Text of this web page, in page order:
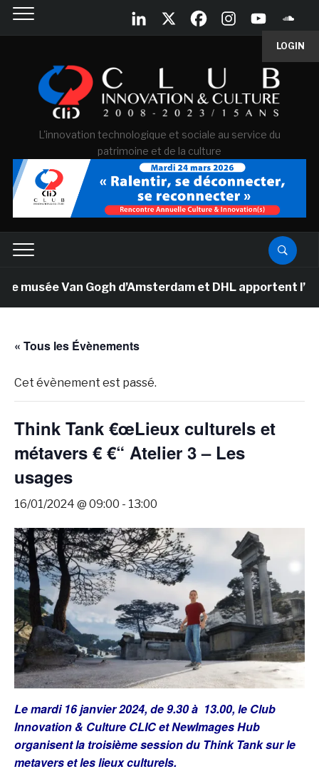
LOGIN
L'innovation technologique et sociale au service du
patrimoine et de la culture
musée Van Gogh d’Amsterdam et DHL apportent
« Tous les Évènements
Cet évènement est passé.
Think Tank €œLieux culturels et
métavers € €“ Atelier 3 – Les
usages
16/01/2024 @ 09:00 - 13:00
Le mardi 16 janvier 2024, de 9.30 à 13.00, le Club
Innovation & Culture CLIC et NewImages Hub
organisent la troisième session du Think Tank sur le
metavers et les lieux culturels.